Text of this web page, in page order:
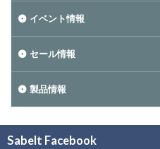
イベント情報
セール情報
製品情報
Sabelt Facebook